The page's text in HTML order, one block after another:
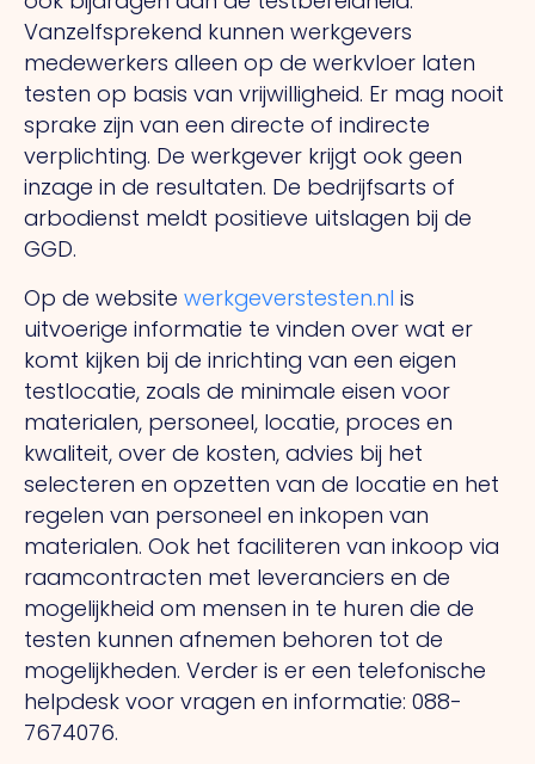
Vanzelfsprekend kunnen werkgevers
medewerkers alleen op de werkvloer laten
testen op basis van vrijwilligheid. Er mag nooit
sprake zijn van een directe of indirecte
verplichting. De werkgever krijgt ook geen
inzage in de resultaten. De bedrijfsarts of
arbodienst meldt positieve uitslagen bij de
GGD.
Op de website werkgeverstesten.nl is
uitvoerige informatie te vinden over wat er
komt kijken bij de inrichting van een eigen
testlocatie, zoals de minimale eisen voor
materialen, personeel, locatie, proces en
kwaliteit, over de kosten, advies bij het
selecteren en opzetten van de locatie en het
regelen van personeel en inkopen van
materialen. Ook het faciliteren van inkoop via
raamcontracten met leveranciers en de
mogelijkheid om mensen in te huren die de
testen kunnen afnemen behoren tot de
mogelijkheden. Verder is er een telefonische
helpdesk voor vragen en informatie: 088-
7674076.